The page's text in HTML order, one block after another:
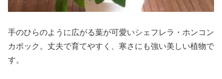
手のひらのように広がる葉が可愛いシェフレラ・ホンコン
カポック。丈夫で育てやすく、寒さにも強い美しい植物で
す。